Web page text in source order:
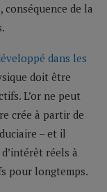
de la
dans les
doit être
L’or ne peut
crée à partir de
– et il
réels à
pour longtemps.